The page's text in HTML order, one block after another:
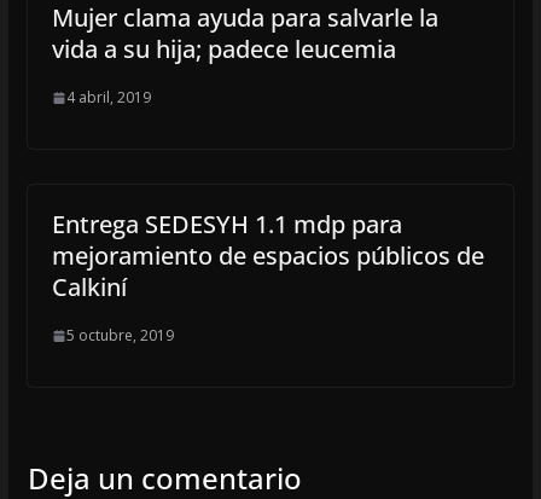
Mujer clama ayuda para salvarle la
vida a su hija; padece leucemia
4 abril, 2019
Entrega SEDESYH 1.1 mdp para
mejoramiento de espacios públicos de
Calkiní
5 octubre, 2019
Deja un comentario